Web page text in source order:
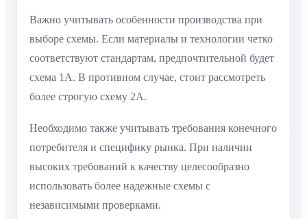
Важно учитывать особенности производства при
выборе схемы. Если материалы и технологии четко
соответствуют стандартам, предпочтительной будет
схема 1А. В противном случае, стоит рассмотреть
более строгую схему 2А.
Необходимо также учитывать требования конечного
потребителя и специфику рынка. При наличии
высоких требований к качеству целесообразно
использовать более надежные схемы с
независимыми проверками.